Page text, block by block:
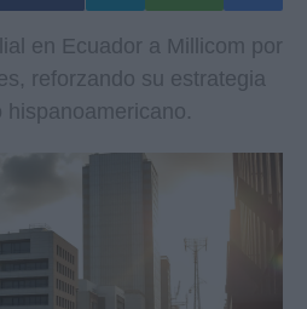
en Ecuador a Millicom por
reforzando su estrategia